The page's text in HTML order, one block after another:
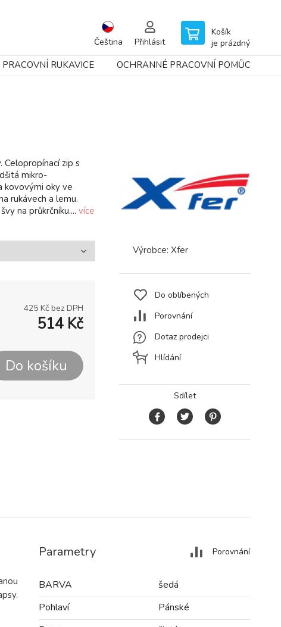
Čeština Přihlásit
Košík
je prázdný
PRACOVNÍ RUKAVICE OCHRANNÉ PRACOVNÍ POMŮCKY
Celopropínací zip s
mikro-
kovovými oky ve
rukávech a lemu.
na průkrčníku.... více
425 Kč bez DPH
514 Kč
Do košíku
Výrobce: Xfer
Do oblíbených
Porovnání
Dotaz prodejci
Hlídání
Sdílet
Parametry Porovnání
BARVA
šedá
Pohlaví
Pánské